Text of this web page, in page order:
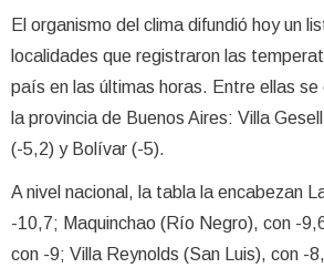
El organismo del clima difundió hoy un
localidades que registraron las
país en las últimas horas. Entre ellas
la provincia de Buenos Aires: Villa
(-5,2) y Bolívar (-5).
A nivel nacional, la tabla la encabezan
-10,7; Maquinchao (Río Negro), con -
con -9; Villa Reynolds (San Luis), con -